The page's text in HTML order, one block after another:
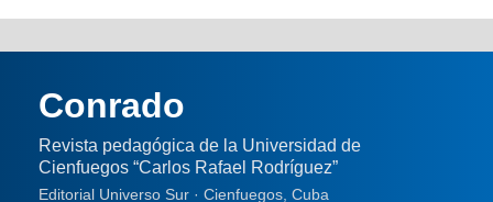
Conrado
Revista pedagógica de la Universidad de
Cienfuegos “Carlos Rafael Rodríguez”
Editorial Universo Sur · Cienfuegos, Cuba